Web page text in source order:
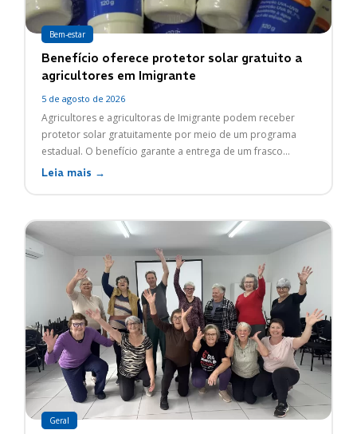
Bem-estar
Benefício oferece protetor solar gratuito a
agricultores em Imigrante
5 de agosto de 2026
Agricultores e agricultoras de Imigrante podem receber
protetor solar gratuitamente por meio de um programa
estadual. O benefício garante a entrega de um frasco...
Leia mais →
Geral